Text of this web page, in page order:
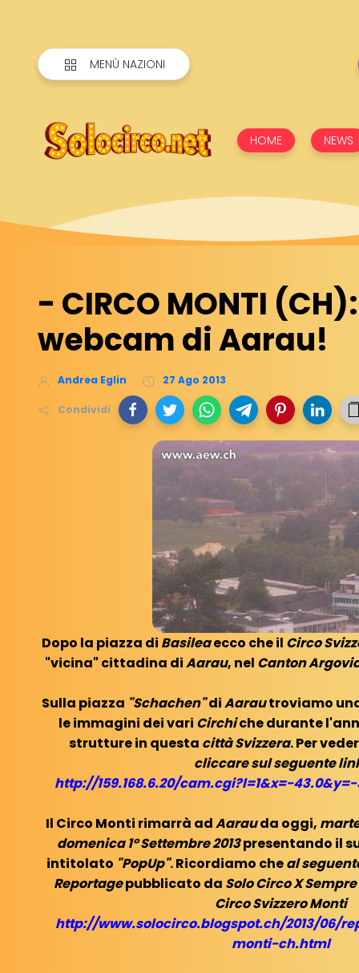
MENÙ NAZIONI
HOME NEWS
- CIRCO MONTI
webcam di Aarau!
Andrea Eglin 27 Ago 2013
Condividi
Dopo la piazza di Basileaecco che il Circo
"vicina" cittadina diAarau, nel Canton
Sulla piazza "Schachen"diAarautroviamo
le immagini dei vari Circhiche durante
strutture in questa città Svizzera. Per
cliccare sul seguente
http://159.168.6.20/cam.cgi?l=1&x=-43.0&y=-
Il Circo Monti rimarrà adAarauda oggi,
domenica 1° Settembre 2013presentando il
intitolato "PopUp". Ricordiamo cheal
Reportagepubblicato da Solo Circo X Sempre
Circo Svizzero Monti
http://www.solocirco.blogspot.ch/2013/06/
monti-ch.html